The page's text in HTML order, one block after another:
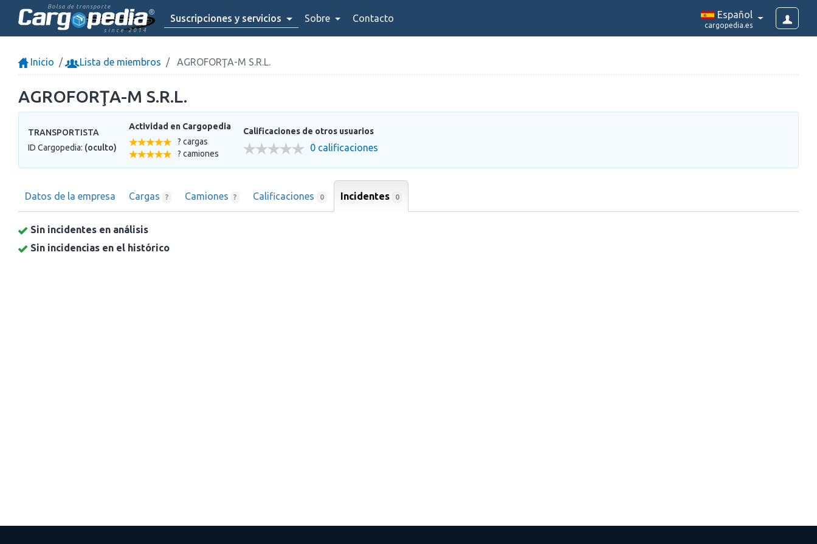
Bolsa de transporte
since 2014
Suscripciones y servicios Sobre Contacto Español
cargopedia.es
Inicio Lista de miembros AGROFORŢA-M S.R.L.
AGROFORŢA-M S.R.L.
TRANSPORTISTA
ID Cargopedia: (oculto)
Actividad en Cargopedia
? cargas
? camiones
Calificaciones de otros usuarios
0 calificaciones
Datos de la empresa Cargas ? Camiones ? Calificaciones 0 Incidentes 0
Sin incidentes en análisis
Sin incidencias en el histórico